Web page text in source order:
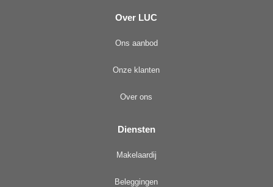
Over LUC
Ons aanbod
Onze klanten
Over ons
Diensten
Makelaardij
Beleggingen